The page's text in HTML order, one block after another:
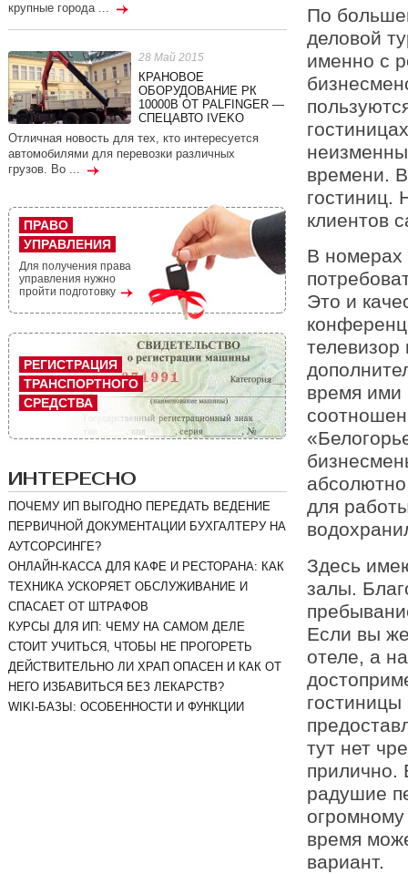
По
деловой
именно с
времени.
гостиниц.
клиентов
В номерах
Это и
время ими
для
Здесь
залы.
Если вы
отеле, а
тут нет
прилично.
радушие
время
вариант.
крупные города ...
28 Май 2015
КРАНОВОЕ
ОБОРУДОВАНИЕ РК
10000В ОТ PALFINGER —
СПЕЦАВТО IVEKO
Отличная новость для тех, кто интересуется
автомобилями для перевозки различных
грузов. Во ...
ПРАВО
УПРАВЛЕНИЯ
Для получения права
управления нужно
пройти подготовку
РЕГИСТРАЦИЯ
ТРАНСПОРТНОГО
СРЕДСТВА
ИНТЕРЕСНО
ПОЧЕМУ ИП ВЫГОДНО ПЕРЕДАТЬ ВЕДЕНИЕ
ПЕРВИЧНОЙ ДОКУМЕНТАЦИИ БУХГАЛТЕРУ НА
АУТСОРСИНГЕ?
ОНЛАЙН-КАССА ДЛЯ КАФЕ И РЕСТОРАНА: КАК
ТЕХНИКА УСКОРЯЕТ ОБСЛУЖИВАНИЕ И
СПАСАЕТ ОТ ШТРАФОВ
КУРСЫ ДЛЯ ИП: ЧЕМУ НА САМОМ ДЕЛЕ
СТОИТ УЧИТЬСЯ, ЧТОБЫ НЕ ПРОГОРЕТЬ
ДЕЙСТВИТЕЛЬНО ЛИ ХРАП ОПАСЕН И КАК ОТ
НЕГО ИЗБАВИТЬСЯ БЕЗ ЛЕКАРСТВ?
WIKI-БАЗЫ: ОСОБЕННОСТИ И ФУНКЦИИ